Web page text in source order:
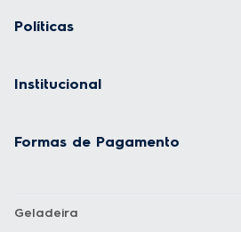
Políticas
Institucional
Formas de Pagamento
Geladeira